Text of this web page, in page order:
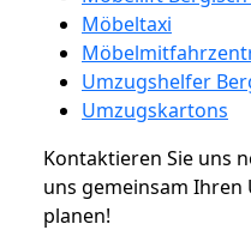
Möbeltaxi
Umzugshelfer
Umzugskartons
Kontaktieren Sie uns
uns gemeinsam Ihren
planen!